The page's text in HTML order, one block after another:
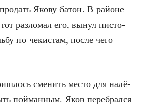
Яко­ву батон. В рай­оне
раз­ло­мал его, вынул писто­
по чеки­стам, после чего
сме­нить место для налё­
пой­ман­ным. Яков пере­брал­ся